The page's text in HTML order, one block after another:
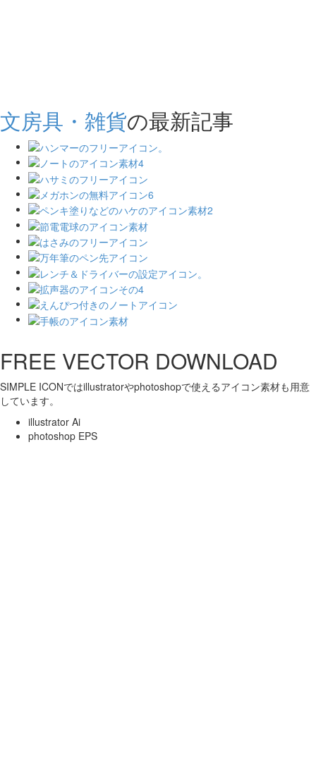
文房具・雑貨の最新記事
FREE VECTOR DOWNLOAD
SIMPLE ICONではillustratorやphotoshopで使えるアイコン素材も用意
しています。
illustrator Ai
photoshop EPS